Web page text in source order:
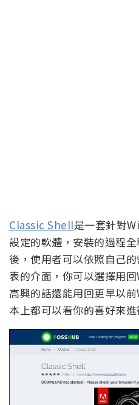
Classic Shell是一套針對
設定的軟體，安裝的過程
後，使用者可以依照自己
表的介面，你可以選擇用
高興的話還能用回更早以
本上都可以看你的喜好來進